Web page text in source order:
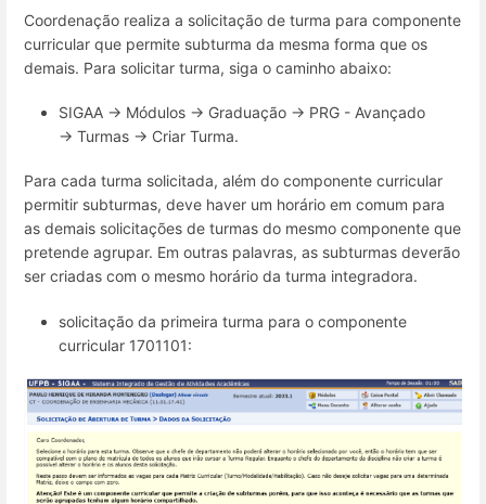
Coordenação realiza a solicitação de turma para componente
curricular que permite subturma da mesma forma que os
demais. Para solicitar turma, siga o caminho abaixo:
SIGAA → Módulos → Graduação → PRG - Avançado
→ Turmas → Criar Turma.
Para cada turma solicitada, além do componente curricular
permitir subturmas, deve haver um horário em comum para
as demais solicitações de turmas do mesmo componente que
pretende agrupar. Em outras palavras, as subturmas deverão
ser criadas com o mesmo horário da turma integradora.
solicitação da primeira turma para o componente
curricular 1701101: